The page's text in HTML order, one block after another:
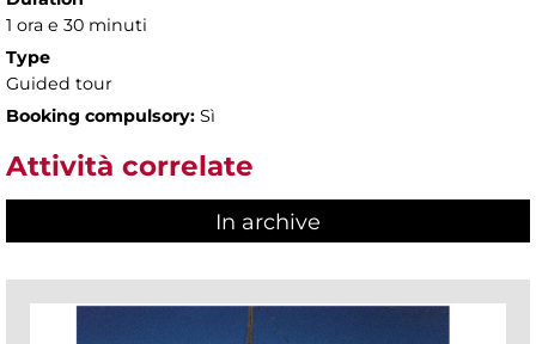
1 ora e 30 minuti
Type
Guided tour
Booking compulsory: Sì
Attività correlate
In archive